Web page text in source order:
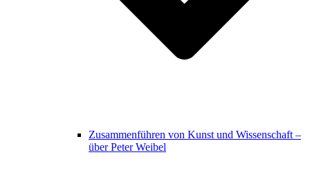
Zusammenführen von Kunst und Wissenschaft –
über Peter Weibel